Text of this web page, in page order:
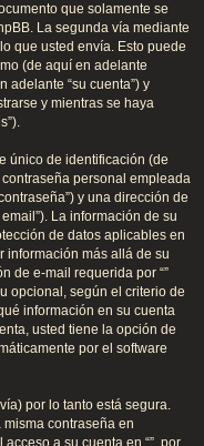
que solamente se
La segunda vía mediante
que usted envía. Esto puede
(de aquí en adelante
adelante “su cuenta”) y
y mientras se haya
único de identificación (de
personal empleada
y una dirección de
La información de su
de datos aplicables en
información más allá de su
de e-mail requerida por “”
opcional, según el criterio de
información en su cuenta
usted tiene la opción de
por el software
por lo tanto está segura.
contraseña en
a su cuenta en “”, por